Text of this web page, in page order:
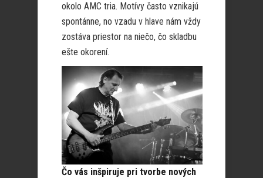
okolo AMC tria. Motívy často vznikajú
spontánne, no vzadu v hlave nám vždy
zostáva priestor na niečo, čo skladbu
ešte okorení.
Čo vás inšpiruje pri tvorbe nových